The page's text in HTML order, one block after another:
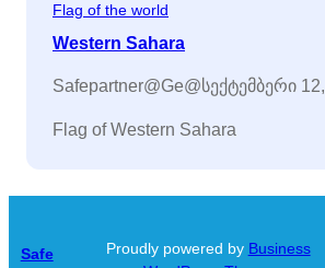
Flag of the world
Western Sahara
Safepartner@ge@სექტემბერი
Flag of Western Sahara
Safe
Proudly powered by Business